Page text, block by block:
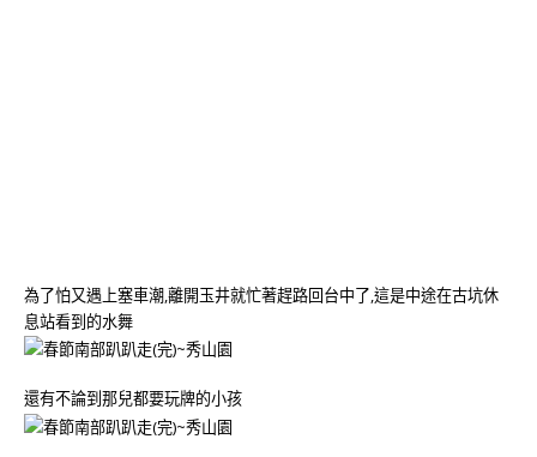
為了怕又遇上塞車潮,離開玉井就忙著趕路回台中了,這是中途在古坑休
息站看到的水舞
還有不論到那兒都要玩牌的小孩